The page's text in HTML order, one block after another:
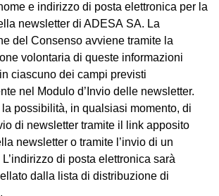
e indirizzo di posta elettronica per la
newsletter di ADESA SA. La
del Consenso avviene tramite la
volontaria di queste informazioni
ciascuno dei campi previsti
nel Modulo d’Invio delle newsletter.
la possibilità, in qualsiasi momento, di
di newsletter tramite il link apposito
newsletter o tramite l’invio di un
di posta elettronica sarà
dalla lista di distribuzione di